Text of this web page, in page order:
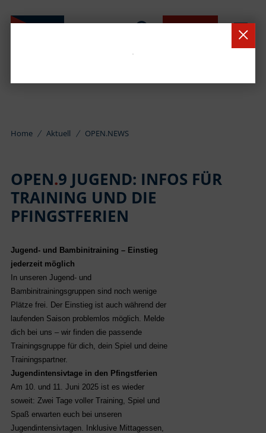
Home Aktuell OPEN.NEWS
OPEN.9 JUGEND: INFOS FÜR
TRAINING UND DIE
PFINGSTFERIEN
Jugend- und Bambinitraining – Einstieg
jederzeit möglich
In unseren Jugend- und
Bambinitrainingsgruppen sind noch wenige
Plätze frei. Der Einstieg ist auch während der
laufenden Saison problemlos möglich. Melde
dich bei uns – wir finden die passende
Trainingsgruppe für dich, dein Spiel und deine
Trainingspartner.
Jugendintensivtage in den Pfingstferien
Am 10. und 11. Juni 2025 ist es wieder
soweit: Zwei Tage voller Training, Spiel und
Spaß erwarten euch bei unseren
Jugendintensivtagen. Inklusive Mittagessen,